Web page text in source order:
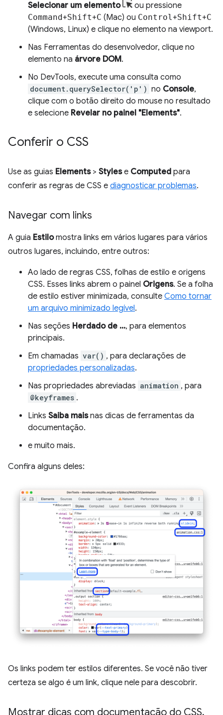
Selecionar um elemento
ou pressione
Command+Shift+C (Mac) ou Control+Shift+C
(Windows, Linux) e clique no elemento na viewport.
Nas Ferramentas do desenvolvedor, clique no
elemento na árvore DOM.
No DevTools, execute uma consulta como
document.querySelector('p') no Console,
clique com o botão direito do mouse no resultado
e selecione Revelar no painel "Elements".
Conferir o CSS
Use as guias Elements> Stylese Computed para
conferir as regras de CSS e diagnosticar problemas.
Navegar com links
A guia Estilomostra links em vários lugares para vários
outros lugares, incluindo, entre outros:
Ao lado de regras CSS, folhas de estilo e origens
CSS. Esses links abrem o painel Origens. Se a folha
de estilo estiver minimizada, consulte Como tornar
um arquivo minimizado legível.
Nas seções Herdado de ..., para elementos
principais.
Em chamadas var() , para declarações de
propriedades personalizadas.
Nas propriedades abreviadas animation , para
@keyframes .
Links Saiba maisnas dicas de ferramentas da
documentação.
e muito mais.
Confira alguns deles:
Os links podem ter estilos diferentes. Se você não tiver
certeza se algo é um link, clique nele para descobrir.
Mostrar dicas com documentação do CSS,